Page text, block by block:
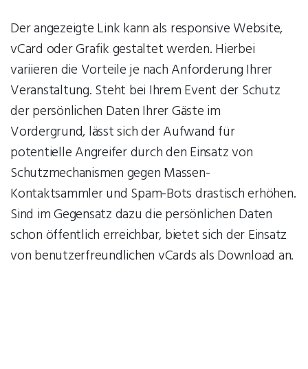
Der angezeigte Link kann als responsive Website,
vCard oder Grafik gestaltet werden. Hierbei
variieren die Vorteile je nach Anforderung Ihrer
Veranstaltung. Steht bei Ihrem Event der Schutz
der persönlichen Daten Ihrer Gäste im
Vordergrund, lässt sich der Aufwand für
potentielle Angreifer durch den Einsatz von
Schutzmechanismen gegen Massen-
Kontaktsammler und Spam-Bots drastisch erhöhen.
Sind im Gegensatz dazu die persönlichen Daten
schon öffentlich erreichbar, bietet sich der Einsatz
von benutzerfreundlichen vCards als Download an.